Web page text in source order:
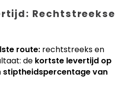
Rechtstreekse
route: rechtstreeks en
de kortste levertijd op
stiptheidspercentage van